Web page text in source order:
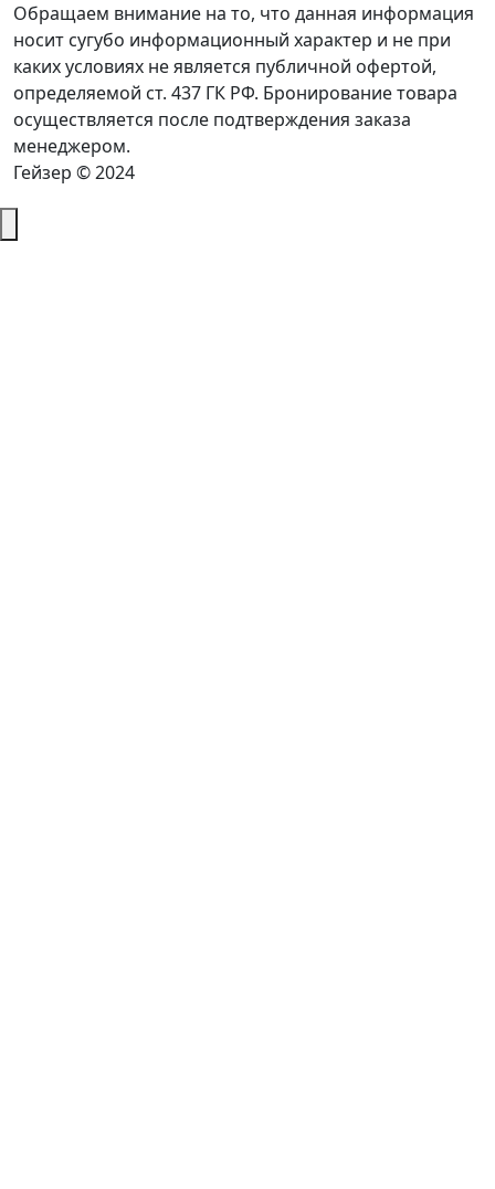
Обращаем внимание на то, что данная информация
носит сугубо информационный характер и не при
каких условиях не является публичной офертой,
определяемой ст. 437 ГК РФ. Бронирование товара
осуществляется после подтверждения заказа
менеджером.
Гейзер © 2024